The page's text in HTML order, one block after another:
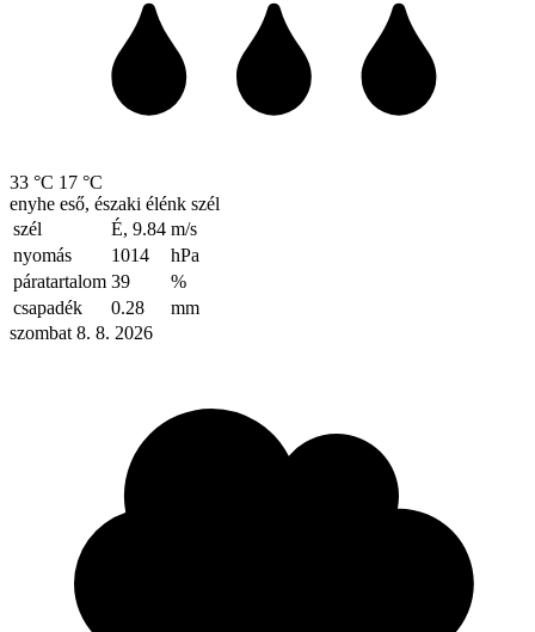
33 °C 17 °C
enyhe eső, északi élénk szél
szél
É, 9.84 m/s
nyomás
1014
hPa
páratartalom 39
%
csapadék
0.28
mm
szombat 8. 8. 2026